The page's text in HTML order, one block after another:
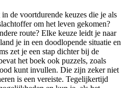
de voortdurende keuzes die je als
om het leven gekomen?
route? Elke keuze leidt je naar
je in een doodlopende situatie en
zet je een stap dichter bij de
het boek ook puzzels, zoals
kunt invullen. Die zijn zeker niet
is een vereiste. Tegelijkertijd